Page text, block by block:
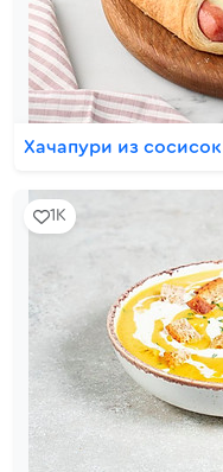
Хачапури из сосисок
1K